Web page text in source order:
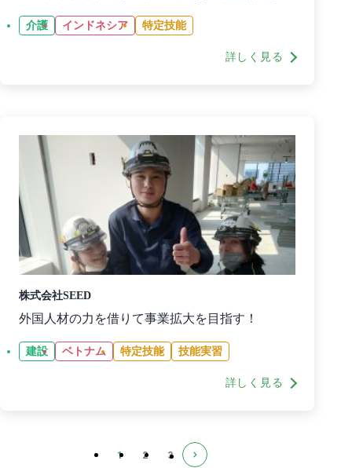
介護 インドネシア 特定技能
詳しく見る
株式会社SEED
外国人材の力を借りて事業拡大を目指す！
建設 ベトナム 特定技能 技能実習
詳しく見る
1 2 3